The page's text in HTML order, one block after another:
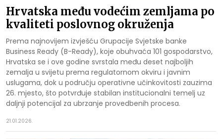
Hrvatska među vodećim zemljama po
kvaliteti poslovnog okruženja
Prema najnovijem izvješću Grupacije Svjetske banke
Business Ready (B-Ready), koje obuhvaća 101 gospodarstvo,
Hrvatska se i ove godine svrstala među deset najboljih
zemalja u svijetu prema regulatornom okviru i javnim
uslugama, dok u području operativne učinkovitosti zauzima
26. mjesto, što potvrđuje stabilan institucionalni temelj uz
daljnji potencijal za ubrzanje provedbenih procesa.
21.01.2026.